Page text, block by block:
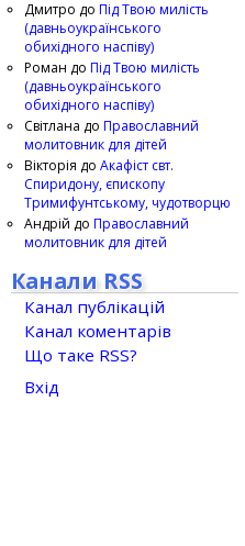
Дмитро до Під Твою милість
(давньоукраїнського
обихідного наспіву)
Роман до Під Твою милість
(давньоукраїнського
обихідного наспіву)
Світлана до Православний
молитовник для дітей
Вікторія до Акафіст свт.
Спиридону, єпископу
Тримифунтському, чудотворцю
Андрій до Православний
молитовник для дітей
Канали RSS
Канал публікацій
Канал коментарів
Що таке RSS?
Вхід